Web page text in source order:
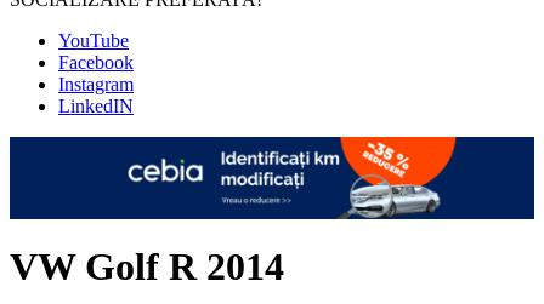
YouTube
Facebook
Instagram
LinkedIN
VW Golf R 2014